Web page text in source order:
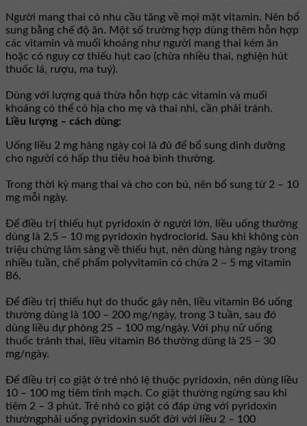
Người mang thai có nhu cầu tăng về mọi mặt vitamin. Nên bổ
sung bằng chế độ ăn. Một số trường hợp dùng thêm hỗn hợp
các vitamin và muối khoáng như người mang thai kém ăn
hoặc có nguy cơ thiếu hụt cao (chửa nhiều thai, nghiện hút
thuốc lá, rượu, ma tuý).
Dùng với lượng quá thừa hỗn hợp các vitamin và muối
khoáng có thể có hịa cho mẹ và thai nhi, cần phải tránh.
Liều lượng – cách dùng:
Uống liều 2 mg hàng ngày coi là đủ để bổ sung dinh dưỡng
cho người có hấp thu tiêu hoá bình thường.
Trong thời kỳ mang thai và cho con bú, nên bổ sung từ 2 – 10
mg mỗi ngày.
Để điều trị thiếu hụt pyridoxin ở người lớn, liều uống thường
dùng là 2,5 – 10 mg pyridoxin hydroclorid. Sau khi không còn
triệu chứng lâm sàng về thiếu hụt, nên dùng hàng ngày trong
nhiều tuần, chế phẩm polyvitamin có chứa 2 – 5 mg vitamin
B6.
Để điều trị thiếu hụt do thuốc gây nên, liều vitamin B6 uống
thường dùng là 100 – 200 mg/ngày, trong 3 tuần, sau đó
dùng liều dự phòng 25 – 100 mg/ngày. Với phụ nữ uống
thuốc tránh thai, liều vitamin B6 thường dùng là 25 – 30
mg/ngày.
Để điều trị co giật ở trẻ nhỏ lệ thuộc pyridoxin, nên dùng liều
10 – 100 mg tiêm tĩnh mạch. Co giật thường ngừng sau khi
tiêm 2 – 3 phút. Trẻ nhỏ co giật có đáp ứng với pyridoxin
thườngphải uống pyridoxin suốt đời với liều 2 – 100